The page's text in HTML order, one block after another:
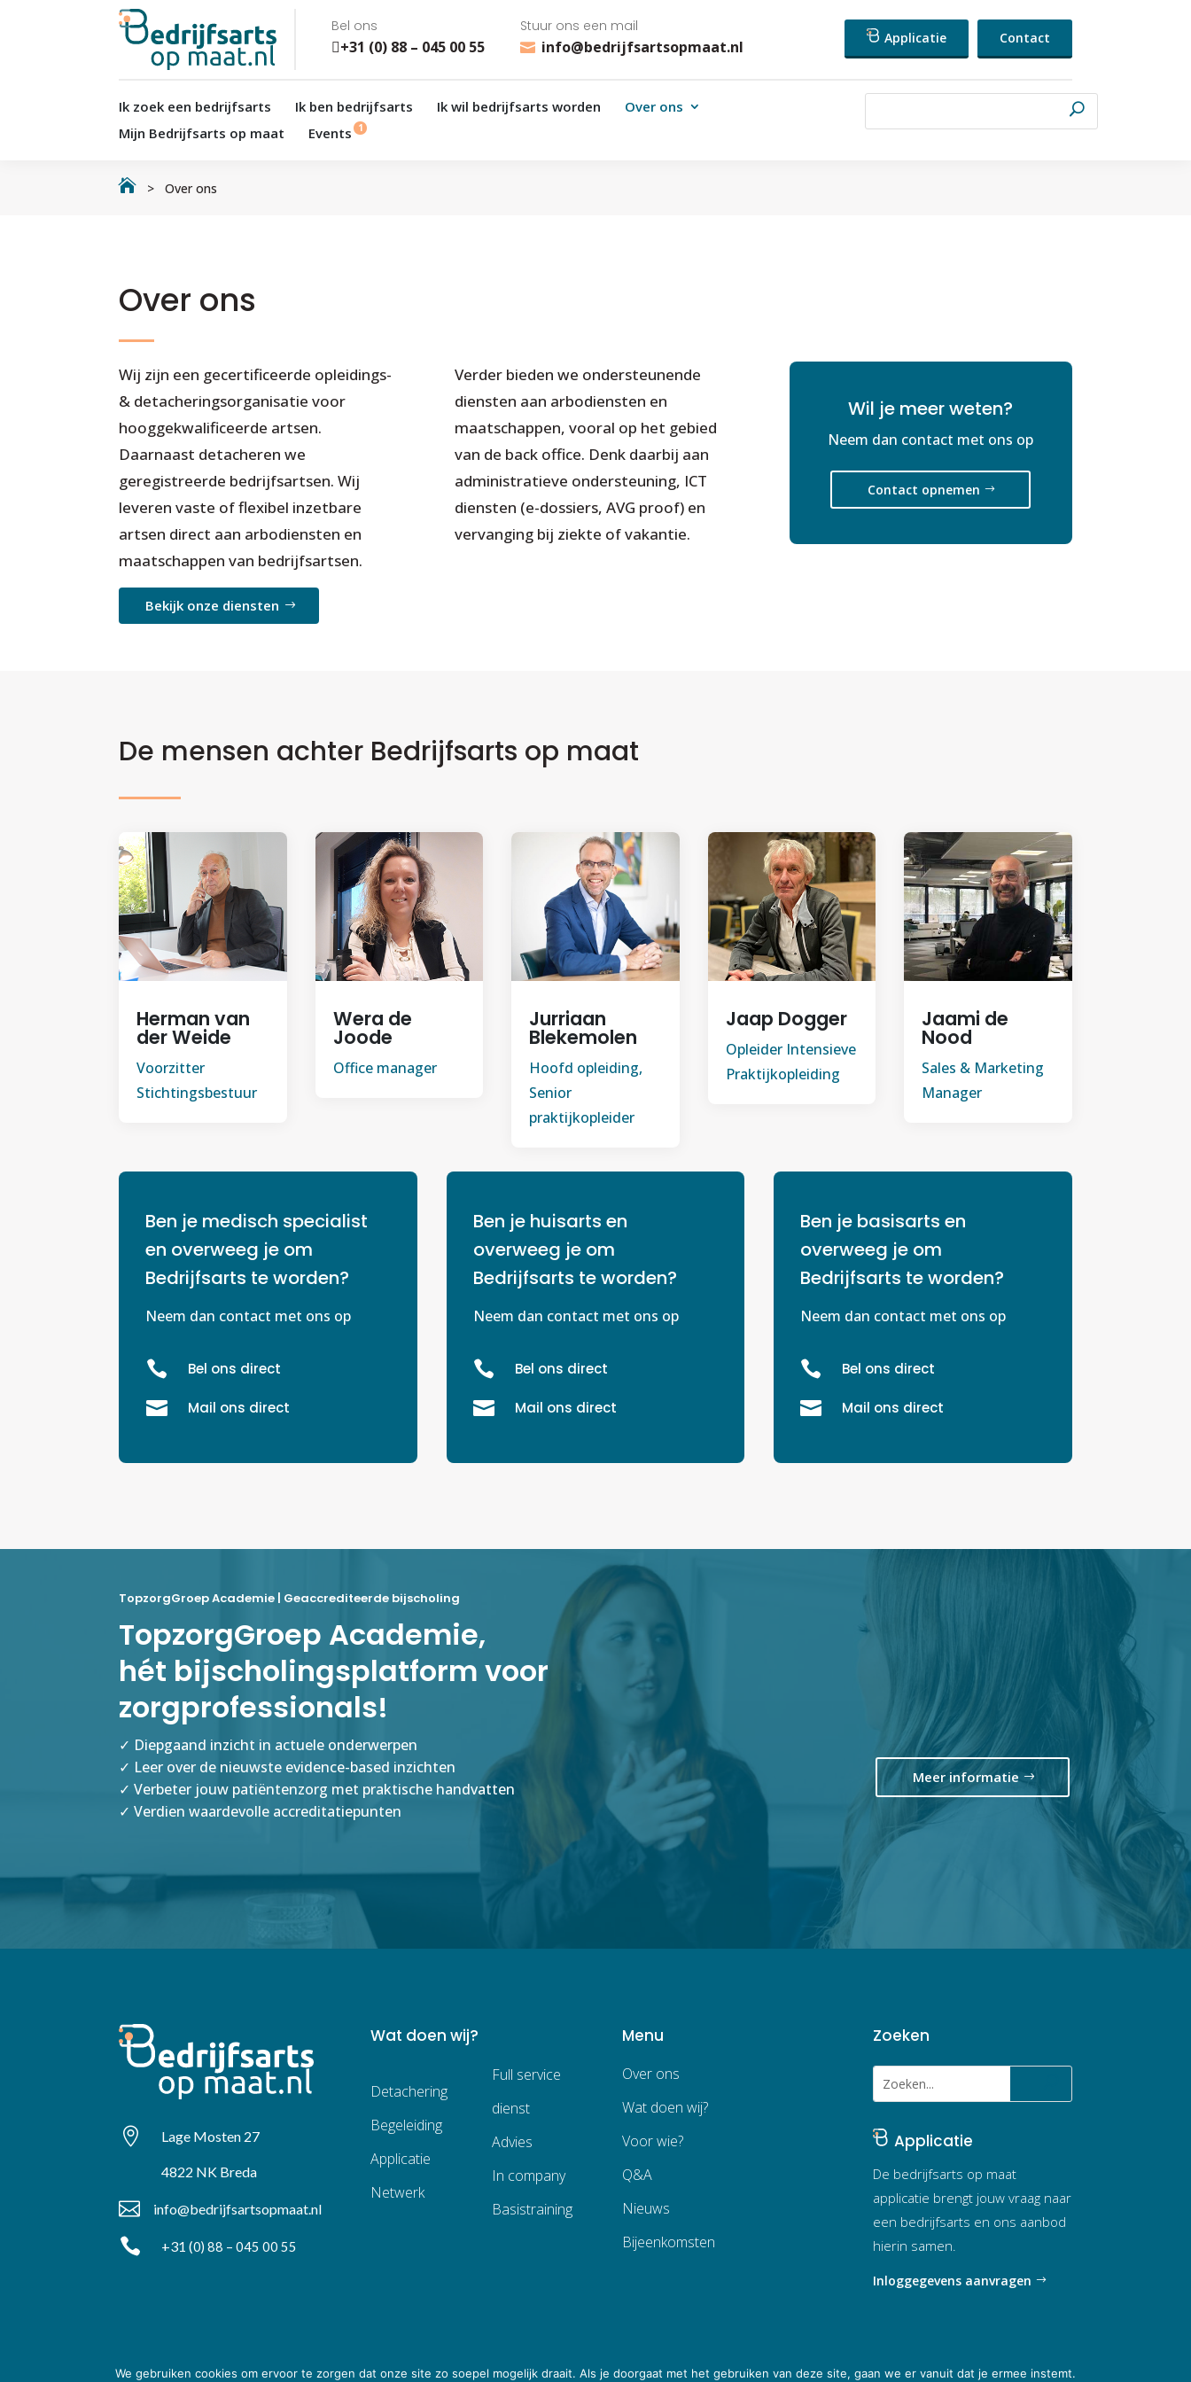
Bel ons
+31 (0) 88 – 045 00 55
Stuur ons een mail
 info@bedrijfsartsopmaat.nl Applicatie Contact
Ik zoek een bedrijfsarts Ik ben bedrijfsarts Ik wil bedrijfsarts worden
Over ons
Mijn Bedrijfsarts op maat
Events
 > Over ons
Over ons
Wij zijn een gecertificeerde opleidings-
& detacheringsorganisatie voor
hooggekwalificeerde artsen.
Daarnaast detacheren we
geregistreerde bedrijfsartsen. Wij
leveren vaste of flexibel inzetbare
artsen direct aan arbodiensten en
maatschappen van bedrijfsartsen.
Verder bieden we ondersteunende
diensten aan arbodiensten en
maatschappen, vooral op het gebied
van de back office. Denk daarbij aan
administratieve ondersteuning, ICT
diensten (e-dossiers, AVG proof) en
vervanging bij ziekte of vakantie.
Wil je meer weten?
Neem dan contact met ons op
Contact opnemen
Bekijk onze diensten
De mensen achter Bedrijfsarts op maat
Herman van
der Weide
Voorzitter
Stichtingsbestuur
Wera de
Joode
Office manager
Jurriaan
Blekemolen
Hoofd opleiding,
Senior
praktijkopleider
Jaap Dogger
Opleider Intensieve
Praktijkopleiding
Jaami de
Nood
Sales & Marketing
Manager
Ben je medisch specialist
en overweeg je om
Bedrijfsarts te worden?
Neem dan contact met ons op
 Bel ons direct
 Mail ons direct
Ben je huisarts en
overweeg je om
Bedrijfsarts te worden?
Neem dan contact met ons op
 Bel ons direct
 Mail ons direct
Ben je basisarts en
overweeg je om
Bedrijfsarts te worden?
Neem dan contact met ons op
 Bel ons direct
 Mail ons direct
TopzorgGroep Academie | Geaccrediteerde bijscholing
TopzorgGroep Academie,
hét bijscholingsplatform voor
zorgprofessionals!
✓ Diepgaand inzicht in actuele onderwerpen
✓ Leer over de nieuwste evidence-based inzichten
✓ Verbeter jouw patiëntenzorg met praktische handvatten
✓ Verdien waardevolle accreditatiepunten
Meer informatie
 Lage Mosten 27
4822 NK Breda
 info@bedrijfsartsopmaat.nl
 +31 (0) 88 – 045 00 55
Wat doen wij?
Detachering
Begeleiding
Applicatie
Netwerk
Full service
dienst
Advies
In company
Basistraining
Menu
Over ons
Wat doen wij?
Voor wie?
Q&A
Nieuws
Bijeenkomsten
Zoeken
Applicatie
De bedrijfsarts op maat
applicatie brengt jouw vraag naar
een bedrijfsarts en ons aanbod
hierin samen.
Inloggegevens aanvragen
We gebruiken cookies om ervoor te zorgen dat onze site zo soepel mogelijk draait. Als je doorgaat met het gebruiken van deze site, gaan we er vanuit dat je ermee instemt.